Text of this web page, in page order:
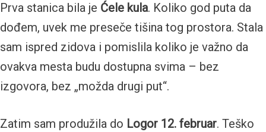
Prva stanica bila je Ćele kula. Koliko god puta da
dođem, uvek me preseče tišina tog prostora. Stala
sam ispred zidova i pomislila koliko je važno da
ovakva mesta budu dostupna svima – bez
izgovora, bez „možda drugi put“.
Zatim sam produžila do Logor 12. februar. Teško